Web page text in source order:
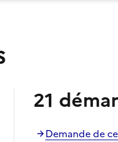
Rechercher
21
Demande de